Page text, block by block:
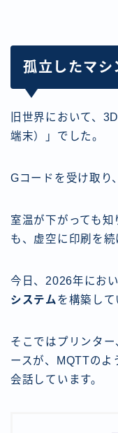
孤立したマシ
旧世界において、
端末）」でした。
Gコードを受け取り
室温が下がっても
も、虚空に印刷を続
今日、2026年にお
システムを構築して
そこではプリンタ
ースが、MQTTのよ
会話しています。